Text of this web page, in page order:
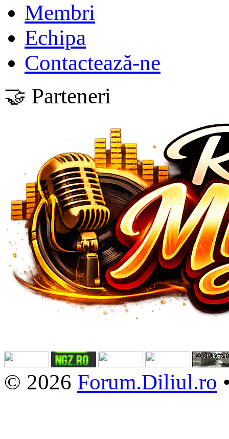
Membri
Echipa
Contactează-ne
🤝 Parteneri
© 2026 Forum.Diliul.ro